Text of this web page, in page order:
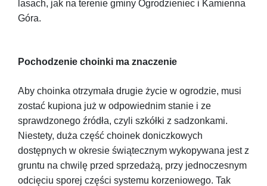
lasach, jak na terenie gminy Ogrodzieniec i Kamienna
Góra.
Pochodzenie choinki ma znaczenie
Aby choinka otrzymała drugie życie w ogrodzie, musi
zostać kupiona już w odpowiednim stanie i ze
sprawdzonego źródła, czyli szkółki z sadzonkami.
Niestety, duża część choinek doniczkowych
dostępnych w okresie świątecznym wykopywana jest z
gruntu na chwilę przed sprzedażą, przy jednoczesnym
odcięciu sporej części systemu korzeniowego. Tak